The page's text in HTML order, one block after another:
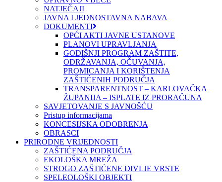
NATJEČAJI
JAVNA I JEDNOSTAVNA NABAVA
DOKUMENTI
OPĆI AKTI JAVNE USTANOVE
PLANOVI UPRAVLJANJA
GODIŠNJI PROGRAM ZAŠTITE,
ODRŽAVANJA, OČUVANJA,
PROMICANJA I KORIŠTENJA
ZAŠTIĆENIH PODRUČJA
TRANSPARENTNOST – KARLOVAČKA
ŽUPANIJA – ISPLATE IZ PRORAČUNA
SAVJETOVANJE S JAVNOŠĆU
Pristup informacijama
KONCESIJSKA ODOBRENJA
OBRASCI
PRIRODNE VRIJEDNOSTI
ZAŠTIĆENA PODRUČJA
EKOLOŠKA MREŽA
STROGO ZAŠTIĆENE DIVLJE VRSTE
SPELEOLOŠKI OBJEKTI